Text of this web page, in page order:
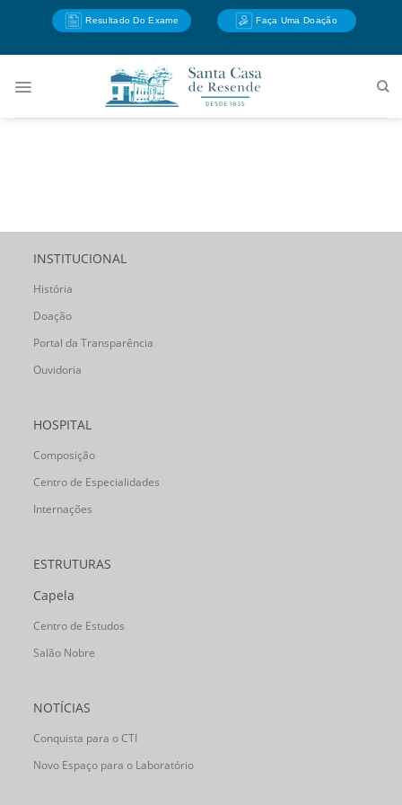
Resultado Do Exame Faça Uma Doação
INSTITUCIONAL
História
Doação
Portal da Transparência
Ouvidoria
HOSPITAL
Composição
Centro de Especialidades
Internações
ESTRUTURAS
Capela
Centro de Estudos
Salão Nobre
NOTÍCIAS
Conquista para o CTI
Novo Espaço para o Laboratório